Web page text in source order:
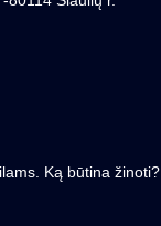
Ką būtina žinoti?